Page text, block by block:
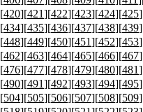
[420][421][422][423][424][425
[434][435][436][437][438][439
[448][449][450][451][452][453
[462][463][464][465][466][467
[476][477][478][479][480][481
[490][491][492][493][494][495
[504][505][506][507][508][509